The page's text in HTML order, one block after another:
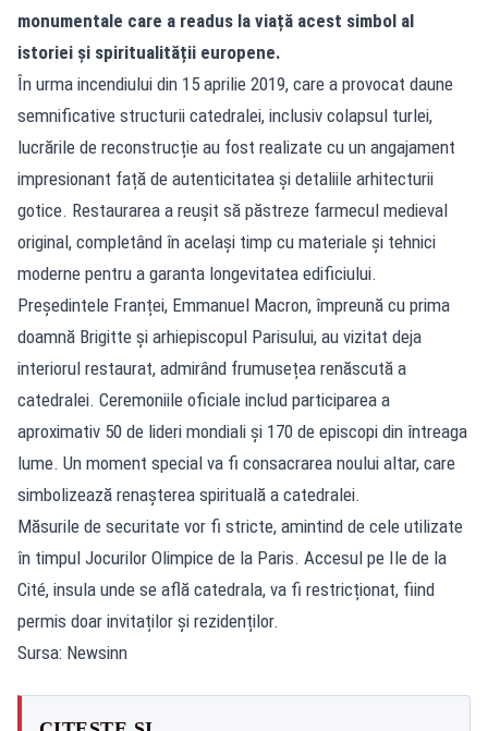
monumentale care a readus la viață acest simbol al
istoriei și spiritualității europene.
În urma incendiului din 15 aprilie 2019, care a provocat daune
semnificative structurii catedralei, inclusiv colapsul turlei,
lucrările de reconstrucție au fost realizate cu un angajament
impresionant față de autenticitatea și detaliile arhitecturii
gotice. Restaurarea a reușit să păstreze farmecul medieval
original, completând în același timp cu materiale și tehnici
moderne pentru a garanta longevitatea edificiului.
Președintele Franței, Emmanuel Macron, împreună cu prima
doamnă Brigitte și arhiepiscopul Parisului, au vizitat deja
interiorul restaurat, admirând frumusețea renăscută a
catedralei. Ceremoniile oficiale includ participarea a
aproximativ 50 de lideri mondiali și 170 de episcopi din întreaga
lume. Un moment special va fi consacrarea noului altar, care
simbolizează renașterea spirituală a catedralei.
Măsurile de securitate vor fi stricte, amintind de cele utilizate
în timpul Jocurilor Olimpice de la Paris. Accesul pe Ile de la
Cité, insula unde se află catedrala, va fi restricționat, fiind
permis doar invitaților și rezidenților.
Sursa: Newsinn